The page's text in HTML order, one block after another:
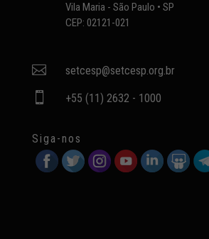
Vila Maria - São Paulo • SP
CEP: 02121-021
 setcesp@setcesp.org.br
 +55 (11) 2632 - 1000
Siga-nos